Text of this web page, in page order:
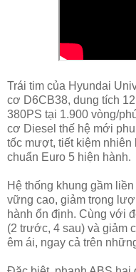
Trái tim của Hyundai
cơ D6CB38, dung tích
380PS tại 1.900 vòng/
cơ Diesel thế hệ mới
tốc mượt, tiết kiệm nhiên
chuẩn Euro 5 hiện hành.
Hệ thống khung gầm
vững cao, giảm trọng
hành ổn định. Cùng với
(2 trước, 4 sau) và giảm
êm ái, ngay cả trên